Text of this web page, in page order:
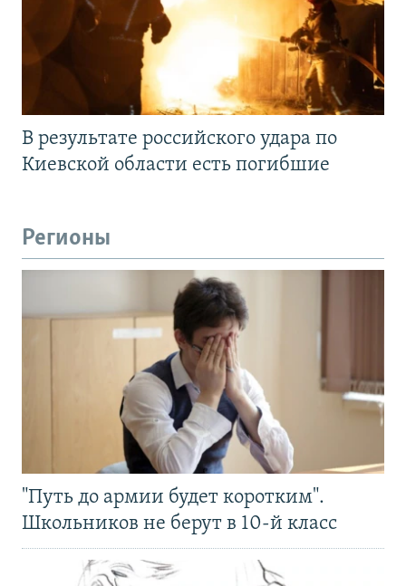
В результате российского удара по
Киевской области есть погибшие
Регионы
"Путь до армии будет коротким".
Школьников не берут в 10-й класс